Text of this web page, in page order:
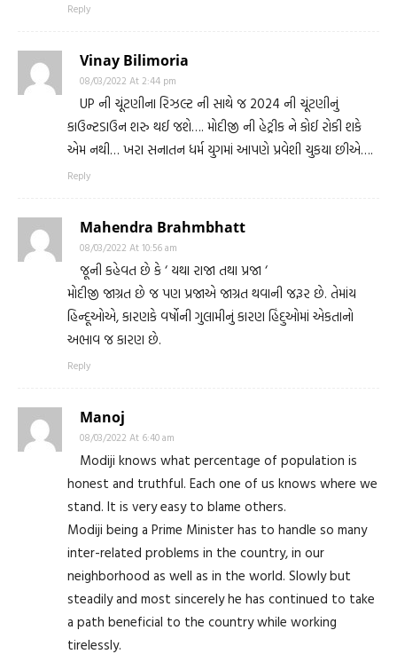
Reply
Vinay Bilimoria
08/03/2022 At 2:44 pm
UP ની ચૂંટણીના રિઝલ્ટ ની સાથે જ 2024 ની ચૂંટણીનું
કાઉન્ટડાઉન શરુ થઈ જશે…. મોદીજી ની હેટ્રીક ને કોઈ રોકી શકે
એમ નથી… ખરા સનાતન ધર્મ યુગમાં આપણે પ્રવેશી ચુકયા છીએ….
Reply
Mahendra Brahmbhatt
08/03/2022 At 10:56 am
જૂની કહેવત છે કે ‘ યથા રાજા તથા પ્રજા ‘
મોદીજી જાગ્રત છે જ પણ પ્રજાએ જાગ્રત થવાની જરૂર છે. તેમાંય
હિન્દૂઓએ, કારણકે વર્ષોની ગુલામીનું કારણ હિંદુઓમાં એકતાનો
અભાવ જ કારણ છે.
Reply
Manoj
08/03/2022 At 6:40 am
Modiji knows what percentage of population is
honest and truthful. Each one of us knows where we
stand. It is very easy to blame others.
Modiji being a Prime Minister has to handle so many
inter-related problems in the country, in our
neighborhood as well as in the world. Slowly but
steadily and most sincerely he has continued to take
a path beneficial to the country while working
tirelessly.